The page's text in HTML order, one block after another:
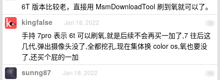
6T 版本比较老，直接用 MsmDownloadTool 刷到氧就可以了。
18
kingfalse Jan 18, 2022
手持 7pro 表示 6t 可以刷氧,就是后续不会再买一加了,7 往后这
几代,弹出摄像头没了,全都挖孔,现在集体换 color os,氧也要没
了,还买个屁的一加
19
sunng87 Jan 18, 2022